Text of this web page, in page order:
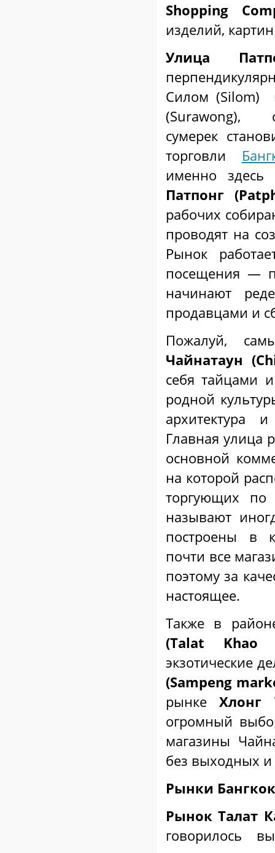
Shopping
изделий,
Улица
Силом (Silom)
(Surawong), с
сумерек
торговли
именно здесь
Патпонг
рабочих
проводят на
Рынок
посещения —
начинают
продавцами и
Пожалуй,
Чайнатаун (
себя тайцами
родной
архитектура
Главная улица
основной
на которой
торгующих по
называют
построены в
почти все
поэтому за
настоящее.
Также в
(Talat
Khao
экзотические
(Sampeng
рынкеХлонг
огромный
магазины
без выходных
Рынки
Рынок Талат
говорилось